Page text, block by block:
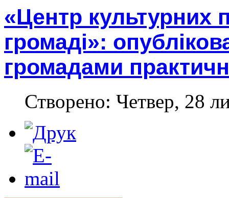
«Центр культурних
громаді»:
громадами
Створено: Четвер, 28